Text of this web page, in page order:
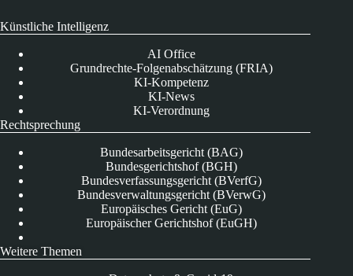
Künstliche Intelligenz
AI Office
Grundrechte-Folgenabschätzung (FRIA)
KI-Kompetenz
KI-News
KI-Verordnung
Rechtsprechung
Bundesarbeitsgericht (BAG)
Bundesgerichtshof (BGH)
Bundesverfassungsgericht (BVerfG)
Bundesverwaltungsgericht (BVerwG)
Europäisches Gericht (EuG)
Europäischer Gerichtshof (EuGH)
Weitere Themen